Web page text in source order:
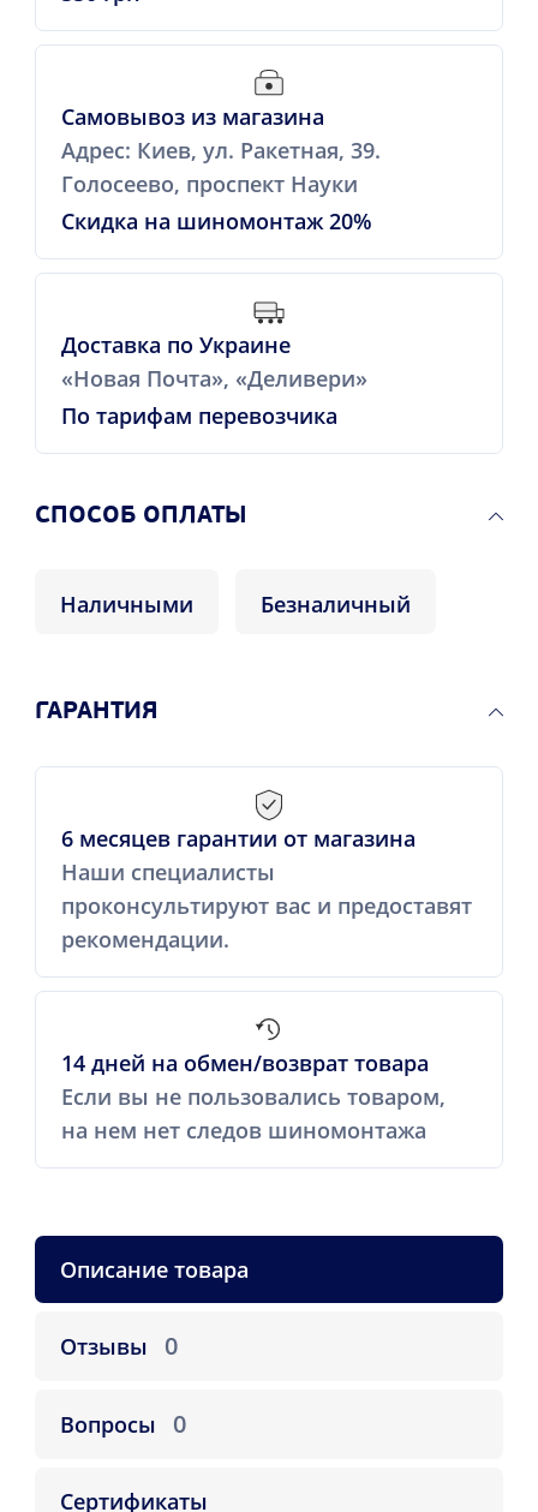
Самовывоз из магазина
Адрес: Киев, ул. Ракетная, 39.
Голосеево, проспект Науки
Скидка на шиномонтаж 20%
Доставка по Украине
«Новая Почта», «Деливери»
По тарифам перевозчика
CПОСОБ ОПЛАТЫ
Наличными Безналичный
ГАРАНТИЯ
6 месяцев гарантии от магазина
Наши специалисты
проконсультируют вас и предоставят
рекомендации.
14 дней на обмен/возврат товара
Если вы не пользовались товаром,
на нем нет следов шиномонтажа
Описание товара
Отзывы 0
Вопросы 0
Сертификаты